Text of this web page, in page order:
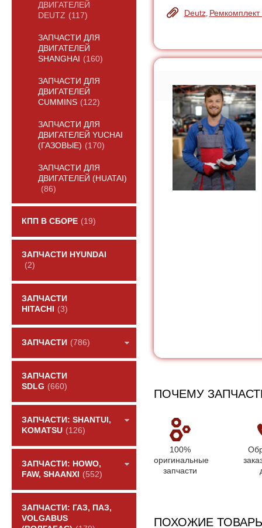
ДВИГАТЕЛЕЙ
DEUTZ (117)
ЗАПЧАСТИ ДЛЯ
ДВИГАТЕЛЕЙ
SHANGHAI (160)
ЗАПЧАСТИ ДЛЯ
ДВИГАТЕЛЕЙ
CUMMINS (122)
ЗАПЧАСТИ ДЛЯ
ДВИГАТЕЛЕЙ YUCHAI
(ГАЗОВЫЕ) (170)
ЗАПЧАСТИ ДЛЯ
ДВИГАТЕЛЕЙ (HUATAI)
(86)
КПП В СБОРЕ (19)
ЗАПЧАСТИ HYUNDAI
(2)
ЗАПЧАСТИ
HITACHI
(3)
ЗАПЧАСТИ (786)
ЗАПЧАСТИ
SDLG (660)
ЗАПЧАСТИ: SHANTUI,
KOMATSU (126)
ЗАПЧАСТИ: HOWO,
FAW, SHAANXI
(552)
ЗАПЧАСТИ: ГАЗ, ПАЗ,
VOLGABUS
Deutz,
ПОЧЕМУ
100%
оригинальные
запчасти
ПОХОЖИЕ